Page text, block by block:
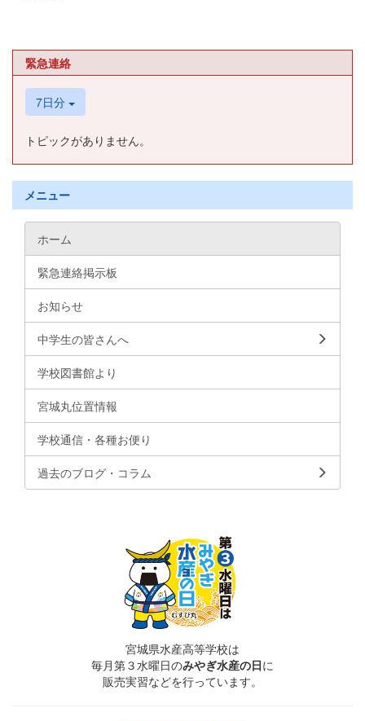
緊急連絡
7日分
トピックがありません。
メニュー
ホーム
緊急連絡掲示板
お知らせ
中学生の皆さんへ
学校図書館より
宮城丸位置情報
学校通信・各種お便り
過去のブログ・コラム
宮城県水産高等学校は
毎月第３水曜日のみやぎ水産の日に
販売実習などを行っています。